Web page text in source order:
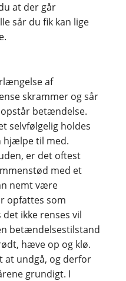
at der går
sår du fik kan lige
af
skrammer og sår
betændelse.
selvfølgelig holdes
hjælpe til med.
er det oftest
med et
nemt være
opfattes som
ikke renses vil
betændelsestilstand
hæve op og klø.
at undgå, og derfor
grundigt. I